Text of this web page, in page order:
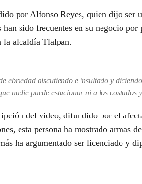
por Alfonso Reyes, quien dijo ser
han sido frecuentes en su negocio
la alcaldía Tlalpan.
ebriedad discutiendo e insultado y
nadie puede estacionar ni a los costados
del video, difundido por el
esta persona ha mostrado armas
ha argumentado ser licenciado y